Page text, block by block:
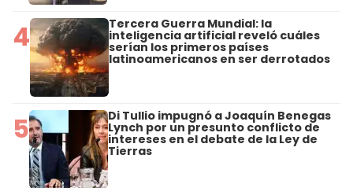
4 Tercera Guerra Mundial: la
inteligencia artificial reveló cuáles
serían los primeros países
latinoamericanos en ser derrotados
5 Di Tullio impugnó a Joaquín Benegas
Lynch por un presunto conflicto de
intereses en el debate de la Ley de
Tierras